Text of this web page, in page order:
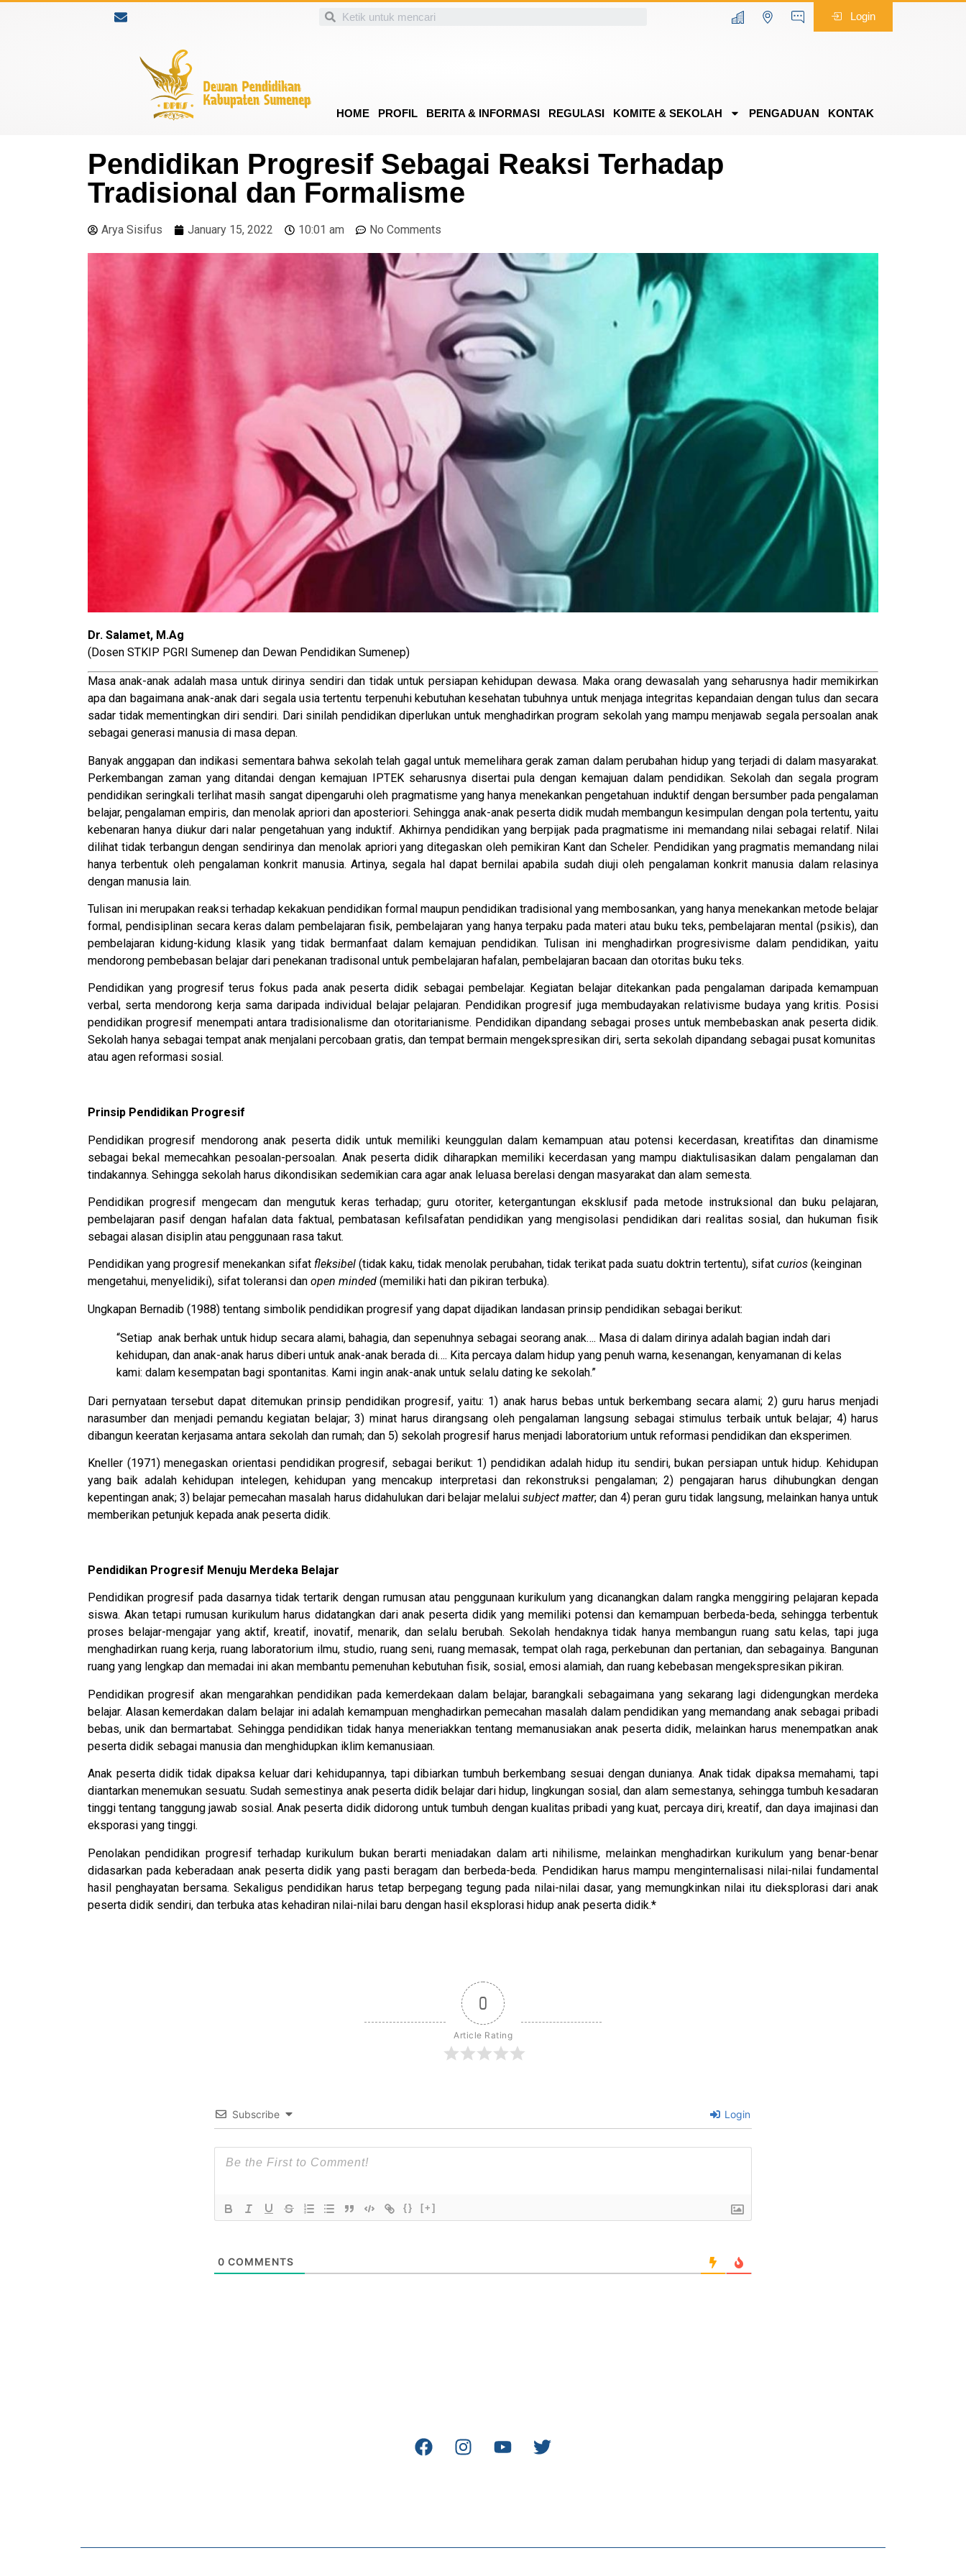
Login
HOME PROFIL BERITA & INFORMASI REGULASI KOMITE & SEKOLAH PENGADUAN KONTAK
Pendidikan Progresif Sebagai Reaksi Terhadap
Tradisional dan Formalisme
Arya Sisifus January 15, 2022 10:01 am No Comments
Dr. Salamet, M.Ag
(Dosen STKIP PGRI Sumenep dan Dewan Pendidikan Sumenep)
Masa anak-anak adalah masa untuk dirinya sendiri dan tidak untuk persiapan kehidupan dewasa. Maka orang dewasalah yang seharusnya hadir memikirkan
apa dan bagaimana anak-anak dari segala usia tertentu terpenuhi kebutuhan kesehatan tubuhnya untuk menjaga integritas kepandaian dengan tulus dan secara
sadar tidak mementingkan diri sendiri. Dari sinilah pendidikan diperlukan untuk menghadirkan program sekolah yang mampu menjawab segala persoalan anak
sebagai generasi manusia di masa depan.
Banyak anggapan dan indikasi sementara bahwa sekolah telah gagal untuk memelihara gerak zaman dalam perubahan hidup yang terjadi di dalam masyarakat.
Perkembangan zaman yang ditandai dengan kemajuan IPTEK seharusnya disertai pula dengan kemajuan dalam pendidikan. Sekolah dan segala program
pendidikan seringkali terlihat masih sangat dipengaruhi oleh pragmatisme yang hanya menekankan pengetahuan induktif dengan bersumber pada pengalaman
belajar, pengalaman empiris, dan menolak apriori dan aposteriori. Sehingga anak-anak peserta didik mudah membangun kesimpulan dengan pola tertentu, yaitu
kebenaran hanya diukur dari nalar pengetahuan yang induktif. Akhirnya pendidikan yang berpijak pada pragmatisme ini memandang nilai sebagai relatif. Nilai
dilihat tidak terbangun dengan sendirinya dan menolak apriori yang ditegaskan oleh pemikiran Kant dan Scheler. Pendidikan yang pragmatis memandang nilai
hanya terbentuk oleh pengalaman konkrit manusia. Artinya, segala hal dapat bernilai apabila sudah diuji oleh pengalaman konkrit manusia dalam relasinya
dengan manusia lain.
Tulisan ini merupakan reaksi terhadap kekakuan pendidikan formal maupun pendidikan tradisional yang membosankan, yang hanya menekankan metode belajar
formal, pendisiplinan secara keras dalam pembelajaran fisik, pembelajaran yang hanya terpaku pada materi atau buku teks, pembelajaran mental (psikis), dan
pembelajaran kidung-kidung klasik yang tidak bermanfaat dalam kemajuan pendidikan. Tulisan ini menghadirkan progresivisme dalam pendidikan, yaitu
mendorong pembebasan belajar dari penekanan tradisonal untuk pembelajaran hafalan, pembelajaran bacaan dan otoritas buku teks.
Pendidikan yang progresif terus fokus pada anak peserta didik sebagai pembelajar. Kegiatan belajar ditekankan pada pengalaman daripada kemampuan
verbal, serta mendorong kerja sama daripada individual belajar pelajaran. Pendidikan progresif juga membudayakan relativisme budaya yang kritis. Posisi
pendidikan progresif menempati antara tradisionalisme dan otoritarianisme. Pendidikan dipandang sebagai proses untuk membebaskan anak peserta didik.
Sekolah hanya sebagai tempat anak menjalani percobaan gratis, dan tempat bermain mengekspresikan diri, serta sekolah dipandang sebagai pusat komunitas
atau agen reformasi sosial.
Prinsip Pendidikan Progresif
Pendidikan progresif mendorong anak peserta didik untuk memiliki keunggulan dalam kemampuan atau potensi kecerdasan, kreatifitas dan dinamisme
sebagai bekal memecahkan pesoalan-persoalan. Anak peserta didik diharapkan memiliki kecerdasan yang mampu diaktulisasikan dalam pengalaman dan
tindakannya. Sehingga sekolah harus dikondisikan sedemikian cara agar anak leluasa berelasi dengan masyarakat dan alam semesta.
Pendidikan progresif mengecam dan mengutuk keras terhadap; guru otoriter, ketergantungan eksklusif pada metode instruksional dan buku pelajaran,
pembelajaran pasif dengan hafalan data faktual, pembatasan kefilsafatan pendidikan yang mengisolasi pendidikan dari realitas sosial, dan hukuman fisik
sebagai alasan disiplin atau penggunaan rasa takut.
Pendidikan yang progresif menekankan sifat fleksibel (tidak kaku, tidak menolak perubahan, tidak terikat pada suatu doktrin tertentu), sifat curios (keinginan
mengetahui, menyelidiki), sifat toleransi dan open minded (memiliki hati dan pikiran terbuka).
Ungkapan Bernadib (1988) tentang simbolik pendidikan progresif yang dapat dijadikan landasan prinsip pendidikan sebagai berikut:
“Setiap anak berhak untuk hidup secara alami, bahagia, dan sepenuhnya sebagai seorang anak…. Masa di dalam dirinya adalah bagian indah dari
kehidupan, dan anak-anak harus diberi untuk anak-anak berada di…. Kita percaya dalam hidup yang penuh warna, kesenangan, kenyamanan di kelas
kami: dalam kesempatan bagi spontanitas. Kami ingin anak-anak untuk selalu dating ke sekolah.”
Dari pernyataan tersebut dapat ditemukan prinsip pendidikan progresif, yaitu: 1) anak harus bebas untuk berkembang secara alami; 2) guru harus menjadi
narasumber dan menjadi pemandu kegiatan belajar; 3) minat harus dirangsang oleh pengalaman langsung sebagai stimulus terbaik untuk belajar; 4) harus
dibangun keeratan kerjasama antara sekolah dan rumah; dan 5) sekolah progresif harus menjadi laboratorium untuk reformasi pendidikan dan eksperimen.
Kneller (1971) menegaskan orientasi pendidikan progresif, sebagai berikut: 1) pendidikan adalah hidup itu sendiri, bukan persiapan untuk hidup. Kehidupan
yang baik adalah kehidupan intelegen, kehidupan yang mencakup interpretasi dan rekonstruksi pengalaman; 2) pengajaran harus dihubungkan dengan
kepentingan anak; 3) belajar pemecahan masalah harus didahulukan dari belajar melaluisubject matter; dan 4) peran guru tidak langsung, melainkan hanya untuk
memberikan petunjuk kepada anak peserta didik.
Pendidikan Progresif Menuju Merdeka Belajar
Pendidikan progresif pada dasarnya tidak tertarik dengan rumusan atau penggunaan kurikulum yang dicanangkan dalam rangka menggiring pelajaran kepada
siswa. Akan tetapi rumusan kurikulum harus didatangkan dari anak peserta didik yang memiliki potensi dan kemampuan berbeda-beda, sehingga terbentuk
proses belajar-mengajar yang aktif, kreatif, inovatif, menarik, dan selalu berubah. Sekolah hendaknya tidak hanya membangun ruang satu kelas, tapi juga
menghadirkan ruang kerja, ruang laboratorium ilmu, studio, ruang seni, ruang memasak, tempat olah raga, perkebunan dan pertanian, dan sebagainya. Bangunan
ruang yang lengkap dan memadai ini akan membantu pemenuhan kebutuhan fisik, sosial, emosi alamiah, dan ruang kebebasan mengekspresikan pikiran.
Pendidikan progresif akan mengarahkan pendidikan pada kemerdekaan dalam belajar, barangkali sebagaimana yang sekarang lagi didengungkan merdeka
belajar. Alasan kemerdakan dalam belajar ini adalah kemampuan menghadirkan pemecahan masalah dalam pendidikan yang memandang anak sebagai pribadi
bebas, unik dan bermartabat. Sehingga pendidikan tidak hanya meneriakkan tentang memanusiakan anak peserta didik, melainkan harus menempatkan anak
peserta didik sebagai manusia dan menghidupkan iklim kemanusiaan.
Anak peserta didik tidak dipaksa keluar dari kehidupannya, tapi dibiarkan tumbuh berkembang sesuai dengan dunianya. Anak tidak dipaksa memahami, tapi
diantarkan menemukan sesuatu. Sudah semestinya anak peserta didik belajar dari hidup, lingkungan sosial, dan alam semestanya, sehingga tumbuh kesadaran
tinggi tentang tanggung jawab sosial. Anak peserta didik didorong untuk tumbuh dengan kualitas pribadi yang kuat, percaya diri, kreatif, dan daya imajinasi dan
eksporasi yang tinggi.
Penolakan pendidikan progresif terhadap kurikulum bukan berarti meniadakan dalam arti nihilisme, melainkan menghadirkan kurikulum yang benar-benar
didasarkan pada keberadaan anak peserta didik yang pasti beragam dan berbeda-beda. Pendidikan harus mampu menginternalisasi nilai-nilai fundamental
hasil penghayatan bersama. Sekaligus pendidikan harus tetap berpegang tegung pada nilai-nilai dasar, yang memungkinkan nilai itu dieksplorasi dari anak
peserta didik sendiri, dan terbuka atas kehadiran nilai-nilai baru dengan hasil eksplorasi hidup anak peserta didik.*
0
Article Rating
Subscribe Login
{} [+]
0 COMMENTS